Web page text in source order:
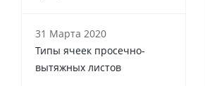
31 Марта 2020
Типы ячеек просечно-
вытяжных листов